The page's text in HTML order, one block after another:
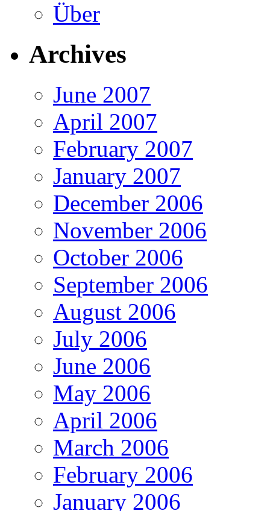
Über
Archives
June 2007
April 2007
February 2007
January 2007
December 2006
November 2006
October 2006
September 2006
August 2006
July 2006
June 2006
May 2006
April 2006
March 2006
February 2006
January 2006